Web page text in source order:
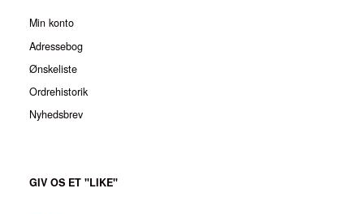
Min konto
Adressebog
Ønskeliste
Ordrehistorik
Nyhedsbrev
GIV OS ET "LIKE"